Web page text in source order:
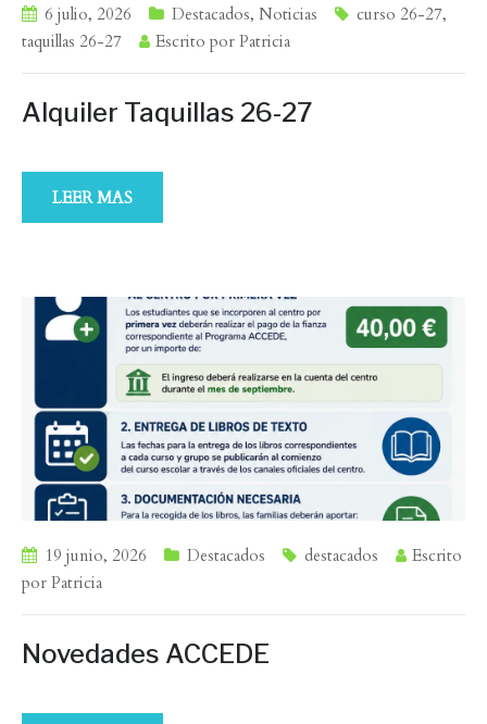
6 julio, 2026 Destacados, Noticias curso 26-27,
taquillas 26-27
Escrito por Patricia
Alquiler Taquillas 26-27
LEER MAS
19 junio, 2026 Destacados destacados
Escrito
por Patricia
Novedades ACCEDE